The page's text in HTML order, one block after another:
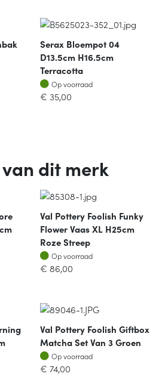
Serax Bloempot 04
D13.5cm H16.5cm
Terracotta
Op voorraad
Op voorraad
€ 35,00
dit merk
Val Pottery Foolish Funky
Flower Vaas XL H25cm
Roze Streep
Op voorraad
Op voorraad
€ 86,00
Val Pottery Foolish Giftbox
Matcha Set Van 3 Groen
Op voorraad
Op voorraad
€ 74,00